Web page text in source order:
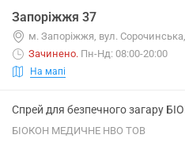
Запоріжжя 37
м. Запоріжжя, вул.
Зачинено. Пн-Нд: 08:00-20:00
На мапі
Спрей для безпечного загару
БІОКОН МЕДИЧНЕ НВО ТОВ